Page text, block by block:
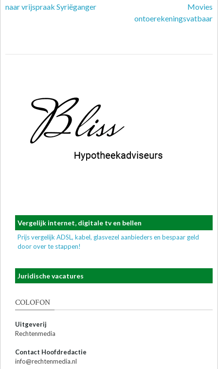
naar vrijspraak Syriëganger
Movies
ontoerekeningsvatbaar
Vergelijk internet, digitale tv en bellen
Prijs vergelijk ADSL, kabel, glasvezel aanbieders en bespaar geld
door over te stappen!
Juridische vacatures
COLOFON
Uitgeverij
Rechtenmedia
Contact Hoofdredactie
info@rechtenmedia.nl